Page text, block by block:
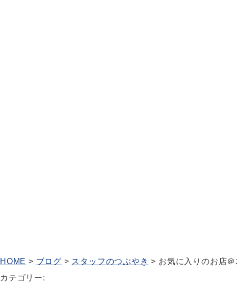
HOME > ブログ > スタッフのつぶやき > お気に入りのお店＠
カテゴリー: